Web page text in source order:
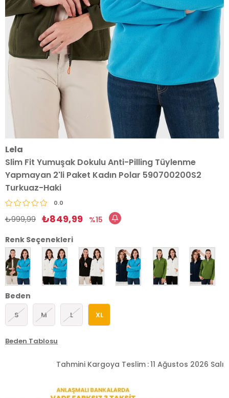
Lela
Slim Fit Yumuşak Dokulu Anti-Pilling Tüylenme
Yapmayan 2'li Paket Kadın Polar 590700200S2
Turkuaz-Haki
0.0
₺999,99 ₺849,99
15
Renk Seçenekleri
Beden
S M L XL
Beden Tablosu
Tahmini Kargoya Teslim :11 Ağustos 2026 Salı